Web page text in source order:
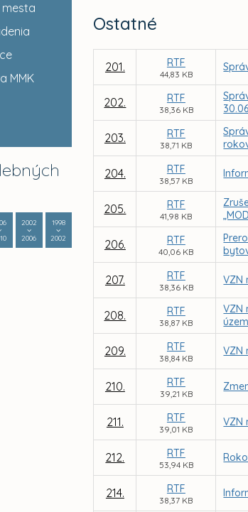
MMK
2002
2006
1998
2002
Ostatné
201. RTF
44,83 KB
202. RTF
38,36 KB
203. RTF
38,71 KB
204. RTF
38,57 KB
205. RTF
41,98 KB
206. RTF
40,06 KB
207. RTF
38,36 KB
VZN
208. RTF
38,87 KB
VZN
209. RTF
38,84 KB
VZN
210. RTF
39,21 KB
211. RTF
39,01 KB
VZN
212. RTF
53,94 KB
214. RTF
38,37 KB